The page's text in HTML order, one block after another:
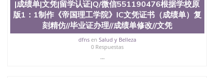
料； 5、等待结果，完成结果书留服直接邮寄给客户
6、客户确认收到结果，付余款。 我们对海外大学及
学院的毕业证成绩单所使用的材料，尺寸大小，防伪
结构（包括：水印，阴影底纹，钢印LOGO烫金烫
银，LOGO烫金烫银复合重叠。 文字图案浮雕，激光
|成绩单|文凭|留学认证|Q/微信551190476根据学校原
版1：1制作《帝国理工学院》IC文凭证书（成绩单）复
刻精仿//毕业证办理//成绩单修改//文凭
dfnsen Salud y Belleza
0 Respuestas
...